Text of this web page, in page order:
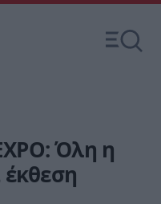
Όλη η